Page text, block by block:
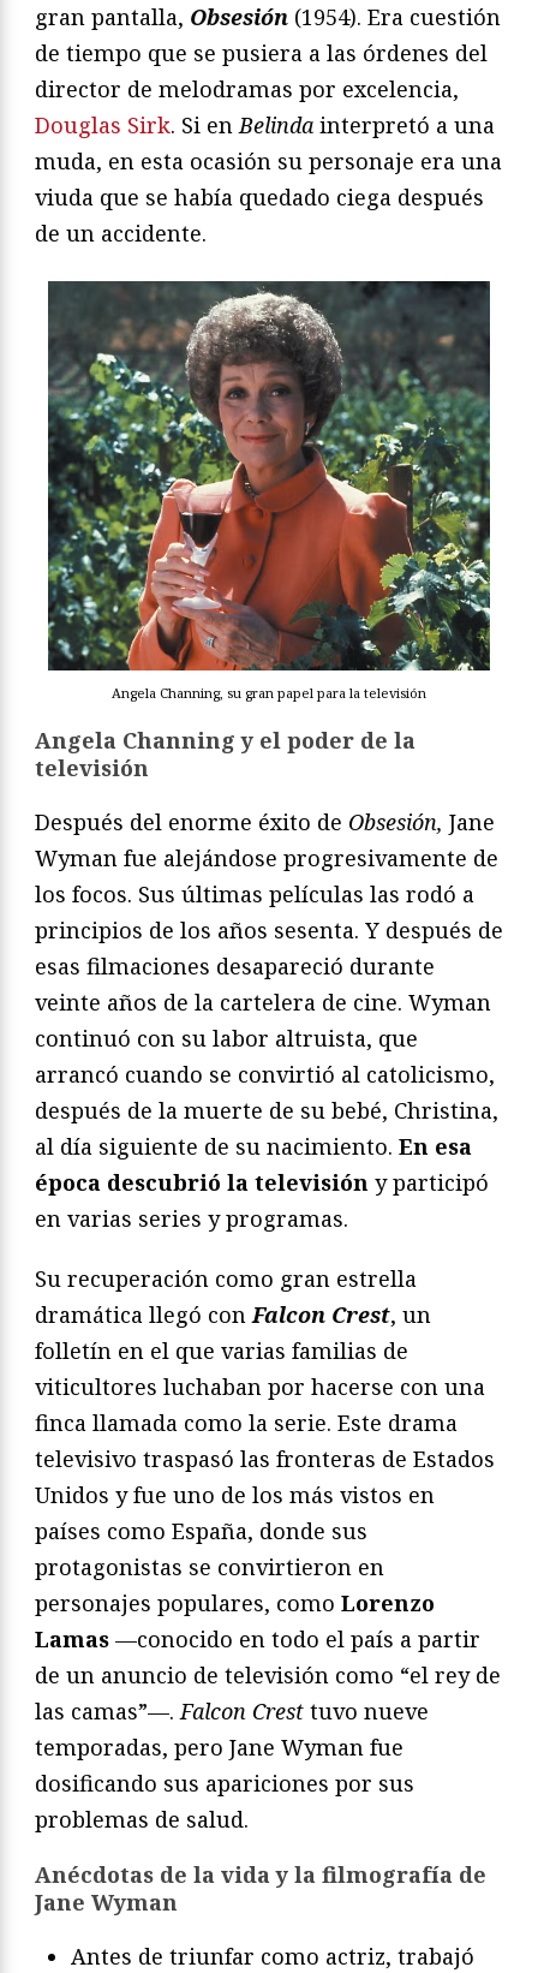
gran pantalla, Obsesión (1954). Era cuestión
de tiempo que se pusiera a las órdenes del
director de melodramas por excelencia,
Douglas Sirk. Si en Belinda interpretó a una
muda, en esta ocasión su personaje era una
viuda que se había quedado ciega después
de un accidente.
Angela Channing, su gran papel para la televisión
Angela Channing y el poder de la
televisión
Después del enorme éxito de Obsesión, Jane
Wyman fue alejándose progresivamente de
los focos. Sus últimas películas las rodó a
principios de los años sesenta. Y después de
esas filmaciones desapareció durante
veinte años de la cartelera de cine. Wyman
continuó con su labor altruista, que
arrancó cuando se convirtió al catolicismo,
después de la muerte de su bebé, Christina,
al día siguiente de su nacimiento. En esa
época descubrió la televisión y participó
en varias series y programas.
Su recuperación como gran estrella
dramática llegó conFalcon Crest, un
folletín en el que varias familias de
viticultores luchaban por hacerse con una
finca llamada como la serie. Este drama
televisivo traspasó las fronteras de Estados
Unidos y fue uno de los más vistos en
países como España, donde sus
protagonistas se convirtieron en
personajes populares, como Lorenzo
Lamas —conocido en todo el país a partir
de un anuncio de televisión como “el rey de
las camas”—.Falcon Crest tuvo nueve
temporadas, pero Jane Wyman fue
dosificando sus apariciones por sus
problemas de salud.
Anécdotas de la vida y la filmografía de
Jane Wyman
Antes de triunfar como actriz, trabajó